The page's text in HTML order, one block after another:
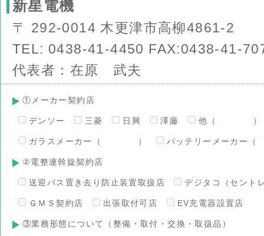
新星電機
〒 292-0014 木更津市高柳4861-2
TEL: 0438-41-4450 FAX:0438-41-
代表者：在原 武夫
①メーカー契約店
デンソー 三菱 日興 澤藤 他（ ）
ガラスメーカー（ ） バッテリーメー
②電整連斡旋契約店
送迎バス置き去り防止装置取扱店 デジタコ（セント
ＧＭＳ契約店 出張取付可店 EV充電器設置店
③業務形態について（整備・取付・交換・取扱品）